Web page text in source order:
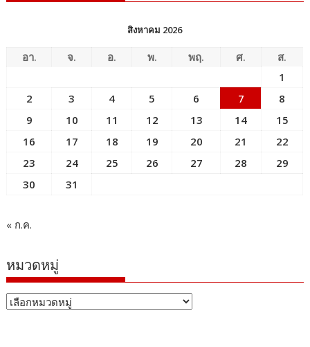
สิงหาคม 2026
อา. จ. อ. พ. พฤ. ศ.
ส.
1
2
3 4 5 6 7
8
9
10 11 12 13 14
15
16
17 18 19 20 21
22
23
24 25 26 27 28
29
30
31
« ก.ค.
หมวดหมู่
หมวด